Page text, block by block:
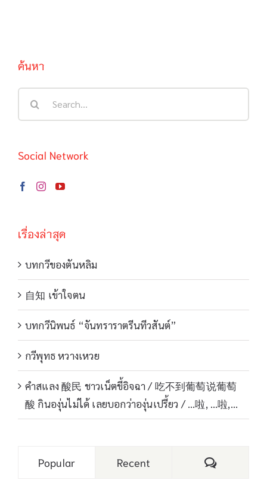
ค้นหา
Social Network
เรื่องล่าสุด
บทกวีของตันหลิม
自知 เข้าใจตน
บทกวีนิพนธ์ “จันทราราตรีนทีวสันต์”
กวีพุทธ หวางเหวย
คำสแลง 酸民 ชาวเน็ตขี้อิจฉา / 吃不到葡萄说葡萄
酸 กินองุ่นไม่ได้ เลยบอกว่าองุ่นเปรี้ยว / …啦, …啦,…
Popular Recent Comments